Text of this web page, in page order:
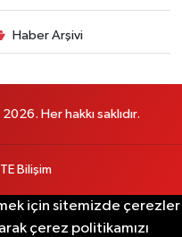
Haber Arşivi
Her hakkı saklıdır.
TE Bilişim
için sitemizde çerezler
çerez politikamızı